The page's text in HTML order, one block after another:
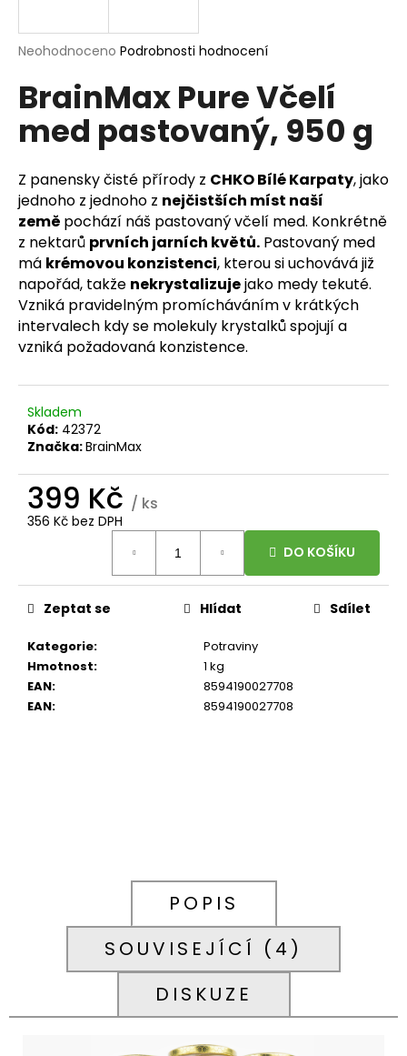
Průměrné
produktu
je
hvězdiček.
Neohodnoceno Podrobnosti hodnocení
BrainMax Pure Včelí
med pastovaný, 950 g
Z panensky čisté přírody z CHKO Bílé Karpaty, jako
jednoho z jednoho z nejčistších míst naší
země pochází náš pastovaný včelí med. Konkrétně
z nektarů prvních jarních květů. Pastovaný med
má krémovou konzistenci, kterou si uchovává již
napořád, takže nekrystalizujejako medy tekuté.
Vzniká pravidelným promícháváním v krátkých
intervalech kdy se molekuly krystalků spojují a
vzniká požadovaná konzistence.
Skladem
Kód: 42372
Značka:BrainMax
399 Kč / ks
356 Kč bez DPH
DO KOŠÍKU
Kategorie:
Potraviny
Hmotnost:
1 kg
EAN:
8594190027708
EAN: 8594190027708
Zeptat se Hlídat Sdílet
POPIS
SOUVISEJÍCÍ (4)
DISKUZE
j
t
?
HLEDAT
D
o
p
o
u
č
u
e
m
e
C
LIPOZOMÁLNÍ
VITAMÍN
C,
500
MG,